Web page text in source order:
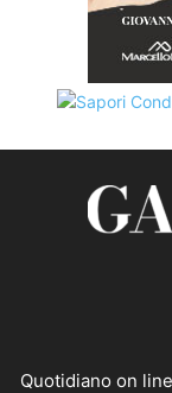
Quotidiano on